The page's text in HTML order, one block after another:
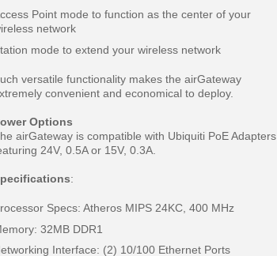
Point mode to function as the center of your
network
mode to extend your wireless network
versatile functionality makes the airGateway
convenient and economical to deploy.
Options
airGateway is compatible with Ubiquiti PoE Adapters
24V, 0.5A or 15V, 0.3A.
:
Specs: Atheros MIPS 24KC, 400 MHz
32MB DDR1
Interface: (2) 10/100 Ethernet Ports